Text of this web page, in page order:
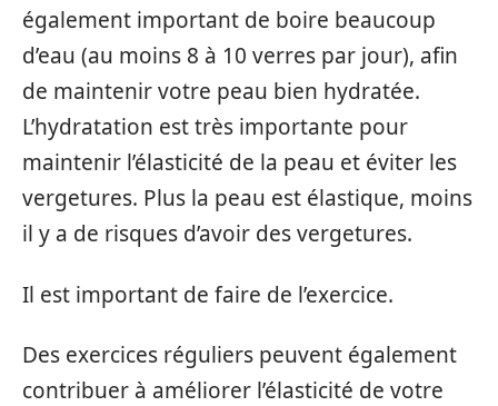
également important de boire beaucoup
d’eau (au moins 8 à 10 verres par jour), afin
de maintenir votre peau bien hydratée.
L’hydratation est très importante pour
maintenir l’élasticité de la peau et éviter les
vergetures. Plus la peau est élastique, moins
il y a de risques d’avoir des vergetures.
Il est important de faire de l’exercice.
Des exercices réguliers peuvent également
contribuer à améliorer l’élasticité de votre